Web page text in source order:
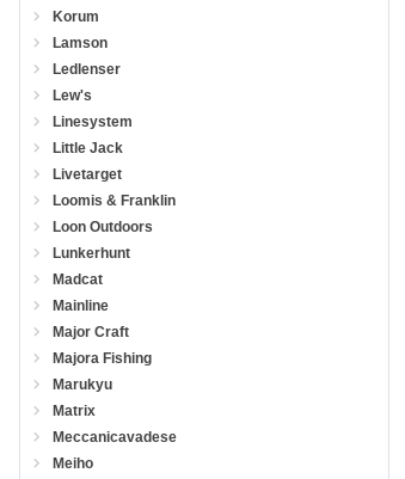
Korum
Lamson
Ledlenser
Lew's
Linesystem
Little Jack
Livetarget
Loomis & Franklin
Loon Outdoors
Lunkerhunt
Madcat
Mainline
Major Craft
Majora Fishing
Marukyu
Matrix
Meccanicavadese
Meiho